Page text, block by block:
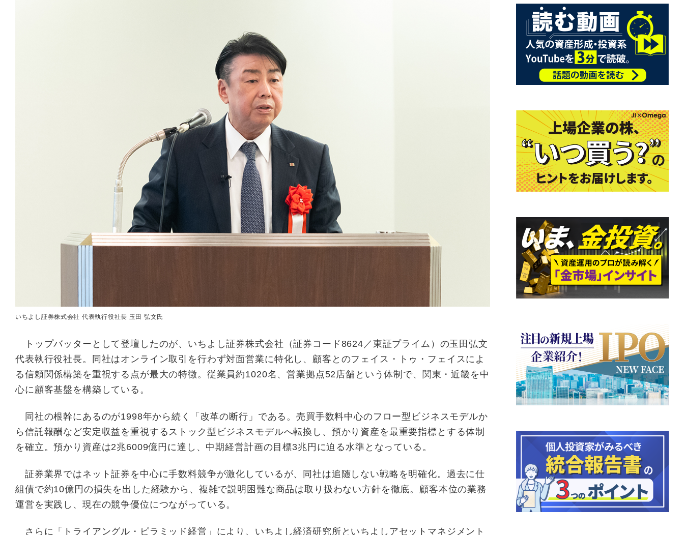
いちよし証券株式会社 代表執行役社長 玉田 弘文氏
トップバッターとして登壇したのが、いちよし証券株式会社（証券コード8624／東証プライム）の玉田弘文
代表執行役社長。同社はオンライン取引を行わず対面営業に特化し、顧客とのフェイス・トゥ・フェイスによ
る信頼関係構築を重視する点が最大の特徴。従業員約1020名、営業拠点52店舗という体制で、関東・近畿を中
心に顧客基盤を構築している。
同社の根幹にあるのが1998年から続く「改革の断行」である。売買手数料中心のフロー型ビジネスモデルか
ら信託報酬など安定収益を重視するストック型ビジネスモデルへ転換し、預かり資産を最重要指標とする体制
を確立。預かり資産は2兆6009億円に達し、中期経営計画の目標3兆円に迫る水準となっている。
証券業界ではネット証券を中心に手数料競争が激化しているが、同社は追随しない戦略を明確化。過去に仕
組債で約10億円の損失を出した経験から、複雑で説明困難な商品は取り扱わない方針を徹底。顧客本位の業務
運営を実践し、現在の競争優位につながっている。
さらに「トライアングル・ピラミッド経営」により、いちよし経済研究所といちよしアセットマネジメント